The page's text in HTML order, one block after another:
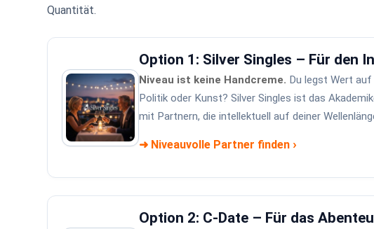
Quantität.
Option 1: Silver Singles – Für den
Niveau ist keine Handcreme. Du legst Wert auf
Politik oder Kunst? Silver Singles ist das
mit Partnern, die intellektuell auf deiner
➜ Niveauvolle Partner finden ›
Option 2: C-Date – Für das